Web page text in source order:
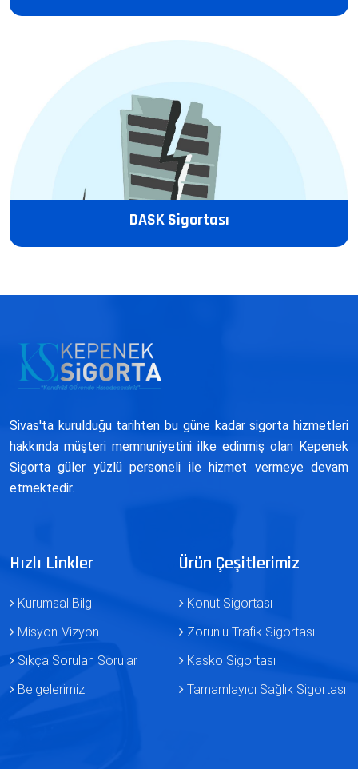
DASK Sigortası
Sivas'ta kurulduğu tarihten bu güne kadar sigorta hizmetleri
hakkında müşteri memnuniyetini ilke edinmiş olan Kepenek
Sigorta güler yüzlü personeli ile hizmet vermeye devam
etmektedir.
Hızlı Linkler
Kurumsal Bilgi
Misyon-Vizyon
Sıkça Sorulan Sorular
Belgelerimiz
Ürün Çeşitlerimiz
Konut Sigortası
Zorunlu Trafik Sigortası
Kasko Sigortası
Tamamlayıcı Sağlık Sigortası